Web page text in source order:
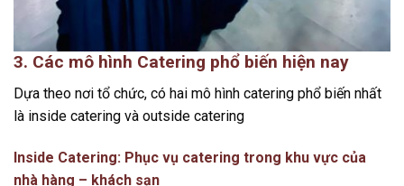
3. Các mô hình Catering phổ biến hiện nay
Dựa theo nơi tổ chức, có hai mô hình catering phổ biến nhất
là inside catering và outside catering
Inside Catering: Phục vụ catering trong khu vực của
nhà hàng – khách sạn